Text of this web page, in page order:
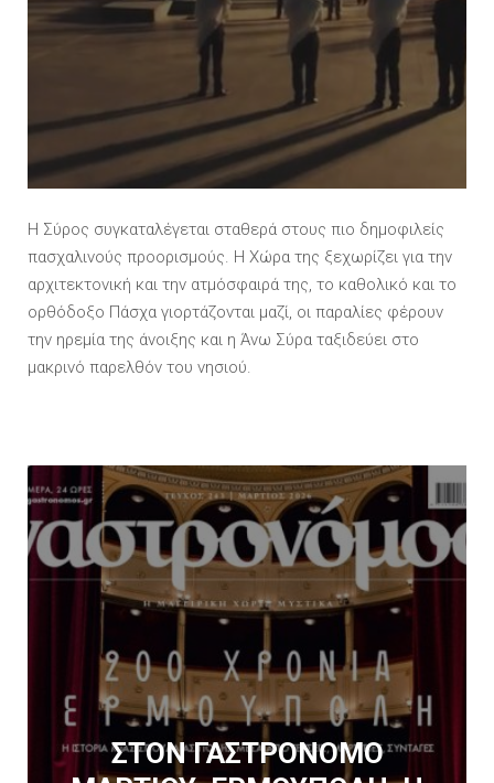
Η Σύρος συγκαταλέγεται σταθερά στους πιο δημοφιλείς
πασχαλινούς προορισμούς. Η Χώρα της ξεχωρίζει για την
αρχιτεκτονική και την ατμόσφαιρά της, το καθολικό και το
ορθόδοξο Πάσχα γιορτάζονται μαζί, οι παραλίες φέρουν
την ηρεμία της άνοιξης και η Άνω Σύρα ταξιδεύει στο
μακρινό παρελθόν του νησιού.
ΣΤΟΝ ΓΑΣΤΡΟΝΟΜΟ